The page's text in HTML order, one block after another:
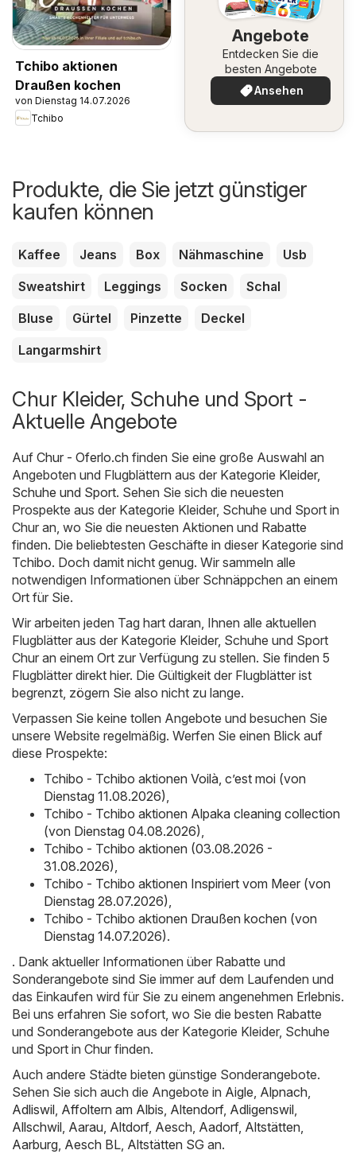
Tchibo aktionen
Draußen kochen
von Dienstag 14.07.2026
Tchibo
Angebote
Entdecken Sie die
besten Angebote
Ansehen
Produkte, die Sie jetzt günstiger
kaufen können
Kaffee Jeans Box Nähmaschine
Usb
Sweatshirt
Leggings Socken
Schal
Bluse
Gürtel Pinzette
Deckel
Langarmshirt
Chur Kleider, Schuhe und Sport -
Aktuelle Angebote
Auf Chur - Oferlo.ch finden Sie eine große Auswahl an
Angeboten und Flugblättern aus der Kategorie Kleider,
Schuhe und Sport. Sehen Sie sich die neuesten
Prospekte aus der Kategorie Kleider, Schuhe und Sport in
Chur an, wo Sie die neuesten Aktionen und Rabatte
finden. Die beliebtesten Geschäfte in dieser Kategorie sind
Tchibo. Doch damit nicht genug. Wir sammeln alle
notwendigen Informationen über Schnäppchen an einem
Ort für Sie.
Wir arbeiten jeden Tag hart daran, Ihnen alle aktuellen
Flugblätter aus der Kategorie Kleider, Schuhe und Sport
Chur an einem Ort zur Verfügung zu stellen. Sie finden 5
Flugblätter direkt hier. Die Gültigkeit der Flugblätter ist
begrenzt, zögern Sie also nicht zu lange.
Verpassen Sie keine tollen Angebote und besuchen Sie
unsere Website regelmäßig. Werfen Sie einen Blick auf
diese Prospekte:
Tchibo - Tchibo aktionen Voilà, c’est moi (von
Dienstag 11.08.2026),
Tchibo - Tchibo aktionen Alpaka cleaning collection
(von Dienstag 04.08.2026),
Tchibo - Tchibo aktionen (03.08.2026 -
31.08.2026),
Tchibo - Tchibo aktionen Inspiriert vom Meer (von
Dienstag 28.07.2026),
Tchibo - Tchibo aktionen Draußen kochen (von
Dienstag 14.07.2026).
. Dank aktueller Informationen über Rabatte und
Sonderangebote sind Sie immer auf dem Laufenden und
das Einkaufen wird für Sie zu einem angenehmen Erlebnis.
Bei uns erfahren Sie sofort, wo Sie die besten Rabatte
und Sonderangebote aus der Kategorie Kleider, Schuhe
und Sport in Chur finden.
Auch andere Städte bieten günstige Sonderangebote.
Sehen Sie sich auch die Angebote in Aigle, Alpnach,
Adliswil, Affoltern am Albis, Altendorf, Adligenswil,
Allschwil, Aarau, Altdorf, Aesch, Aadorf, Altstätten,
Aarburg, Aesch BL, Altstätten SG an.